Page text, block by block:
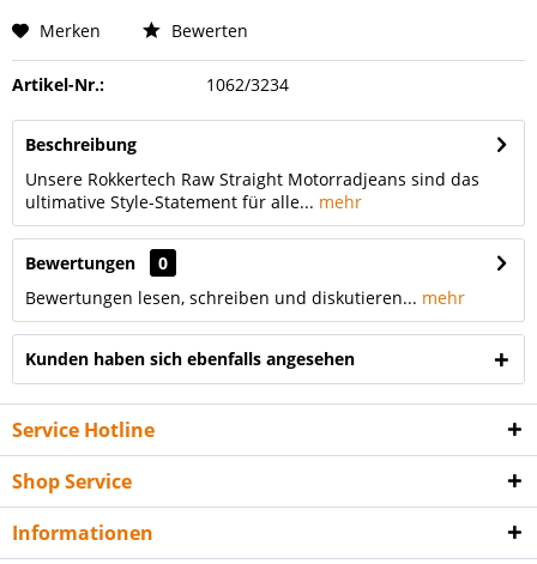
Merken Bewerten
Artikel-Nr.: 1062/3234
Beschreibung
Unsere Rokkertech Raw Straight Motorradjeans sind das
ultimative Style-Statement für alle... mehr
Bewertungen
0
Bewertungen lesen, schreiben und diskutieren... mehr
Kunden haben sich ebenfalls angesehen
Service Hotline
Shop Service
Informationen